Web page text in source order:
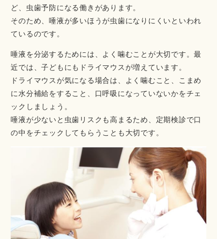
ど、虫歯予防になる働きがあります。
そのため、唾液が多いほうが虫歯になりにくいといわれ
ているのです。
唾液を分泌するためには、よく噛むことが大切です。最
近では、子どもにもドライマウスが増えています。
ドライマウスが気になる場合は、よく噛むこと、こまめ
に水分補給をすること、口呼吸になっていないかをチェ
ックしましょう。
唾液が少ないと虫歯リスクも高まるため、定期検診で口
の中をチェックしてもらうことも大切です。